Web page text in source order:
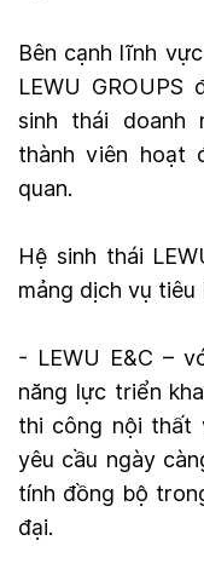
Bên cạnh lĩnh
LEWU
sinh thái doanh
thành viên hoạt
quan.
Hệ sinh thái
mảng dịch vụ tiêu
- LEWU E&C –
năng lực triển
thi công nội thất
yêu cầu ngày
tính đồng bộ
đại.